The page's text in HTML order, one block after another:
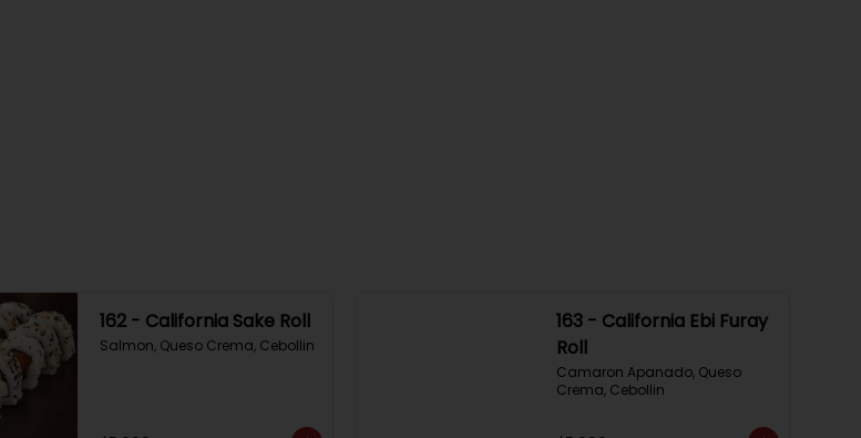
162 - California Sake Roll
Salmon, Queso Crema, Cebollin
163 - California Ebi Furay
Roll
Camaron Apanado, Queso
Crema, Cebollin